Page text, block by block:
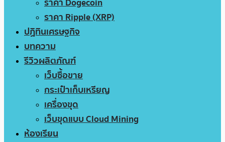
ราคา Ripple (XRP)
ปฏิทินเศรษฐกิจ
บทความ
รีวิวผลิตภัณฑ์
เว็บซื้อขาย
กระเป๋าเก็บเหรียญ
เครื่องขุด
เว็บขุดแบบ Cloud Mining
ห้องเรียน